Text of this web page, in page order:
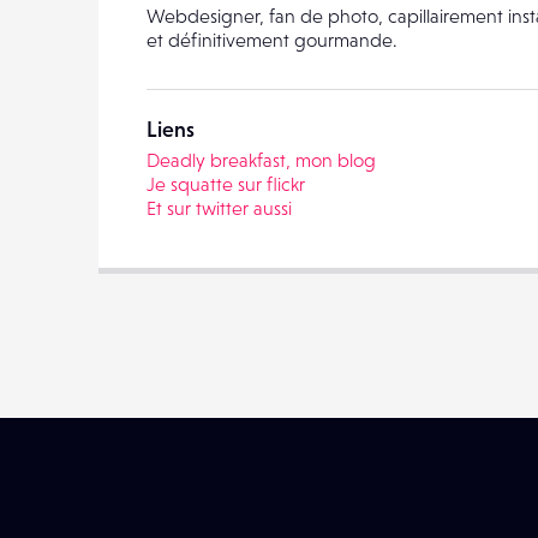
Webdesigner, fan de photo, capillairement
et définitivement gourmande.
Liens
Deadly breakfast, mon blog
Je squatte sur flickr
Et sur twitter aussi